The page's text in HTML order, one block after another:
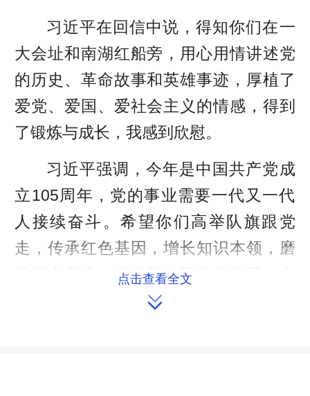
习近平在回信中说，得知你们在一
大会址和南湖红船旁，用心用情讲述党
的历史、革命故事和英雄事迹，厚植了
爱党、爱国、爱社会主义的情感，得到
了锻炼与成长，我感到欣慰。
习近平强调，今年是中国共产党成
立105周年，党的事业需要一代又一代
人接续奋斗。希望你们高举队旗跟党
走，传承红色基因，增长知识本领，磨
练意志品质，做党和人民的红孩子，在
新征程上跑好历史接力赛。
点击查看全文
